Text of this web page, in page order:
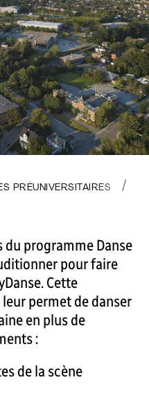
PRÉUNIVERSITAIRES
programme Danse
pour faire
Cette
permet de danser
en plus de
:
de la scène